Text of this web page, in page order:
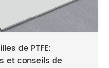
de PTFE:
et conseils de